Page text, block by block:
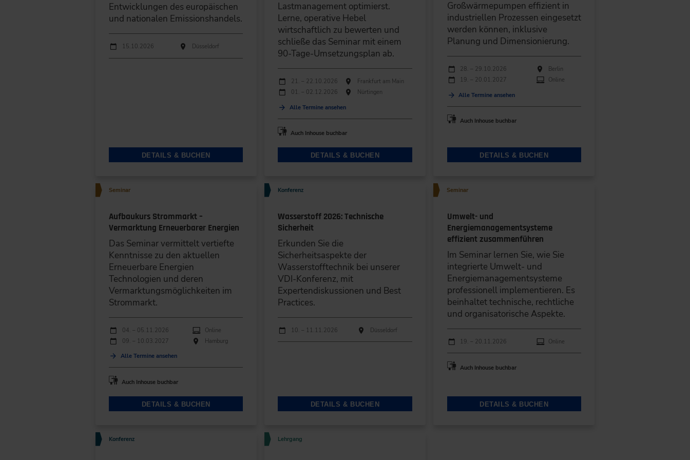
Entwicklungen des europäischen
und nationalen Emissionshandels.
Durchführungen
Veranstaltungsdatum Veranstaltungsort
15.10.2026 Düsseldorf
DETAILS & BUCHEN
Lastmanagement optimierst.
Lerne, operative Hebel
wirtschaftlich zu bewerten und
schließe das Seminar mit einem
90-Tage-Umsetzungsplan ab.
Durchführungen
Veranstaltungsdatum Veranstaltungsort
21. – 22.10.2026
Frankfurt am Main
01. – 02.12.2026
Nürtingen
Alle Termine ansehen
Auch Inhouse buchbar
DETAILS & BUCHEN
Großwärmepumpen effizient in
industriellen Prozessen eingesetzt
werden können, inklusive
Planung und Dimensionierung.
Durchführungen
Veranstaltungsdatum Veranstaltungsort
28. – 29.10.2026
Berlin
19. – 20.01.2027
Online
Alle Termine ansehen
Auch Inhouse buchbar
DETAILS & BUCHEN
Seminar
Aufbaukurs Strommarkt –
Vermarktung Erneuerbarer Energien
Das Seminar vermittelt vertiefte
Kenntnisse zu den aktuellen
Erneuerbare Energien
Technologien und deren
Vermarktungsmöglichkeiten im
Strommarkt.
Durchführungen
Veranstaltungsdatum Veranstaltungsort
04. – 05.11.2026
Online
09. – 10.03.2027
Hamburg
Alle Termine ansehen
Auch Inhouse buchbar
DETAILS & BUCHEN
Konferenz
Wasserstoff 2026: Technische
Sicherheit
Erkunden Sie die
Sicherheitsaspekte der
Wasserstofftechnik bei unserer
VDI-Konferenz, mit
Expertendiskussionen und Best
Practices.
Durchführungen
Veranstaltungsdatum Veranstaltungsort
10. – 11.11.2026 Düsseldorf
DETAILS & BUCHEN
Seminar
Umwelt- und
Energiemanagementsysteme
effizient zusammenführen
Im Seminar lernen Sie, wie Sie
integrierte Umwelt- und
Energiemanagementsysteme
professionell implementieren. Es
beinhaltet technische, rechtliche
und organisatorische Aspekte.
Durchführungen
Veranstaltungsdatum Veranstaltungsort
19. – 20.11.2026 Online
Auch Inhouse buchbar
DETAILS & BUCHEN
Konferenz Lehrgang